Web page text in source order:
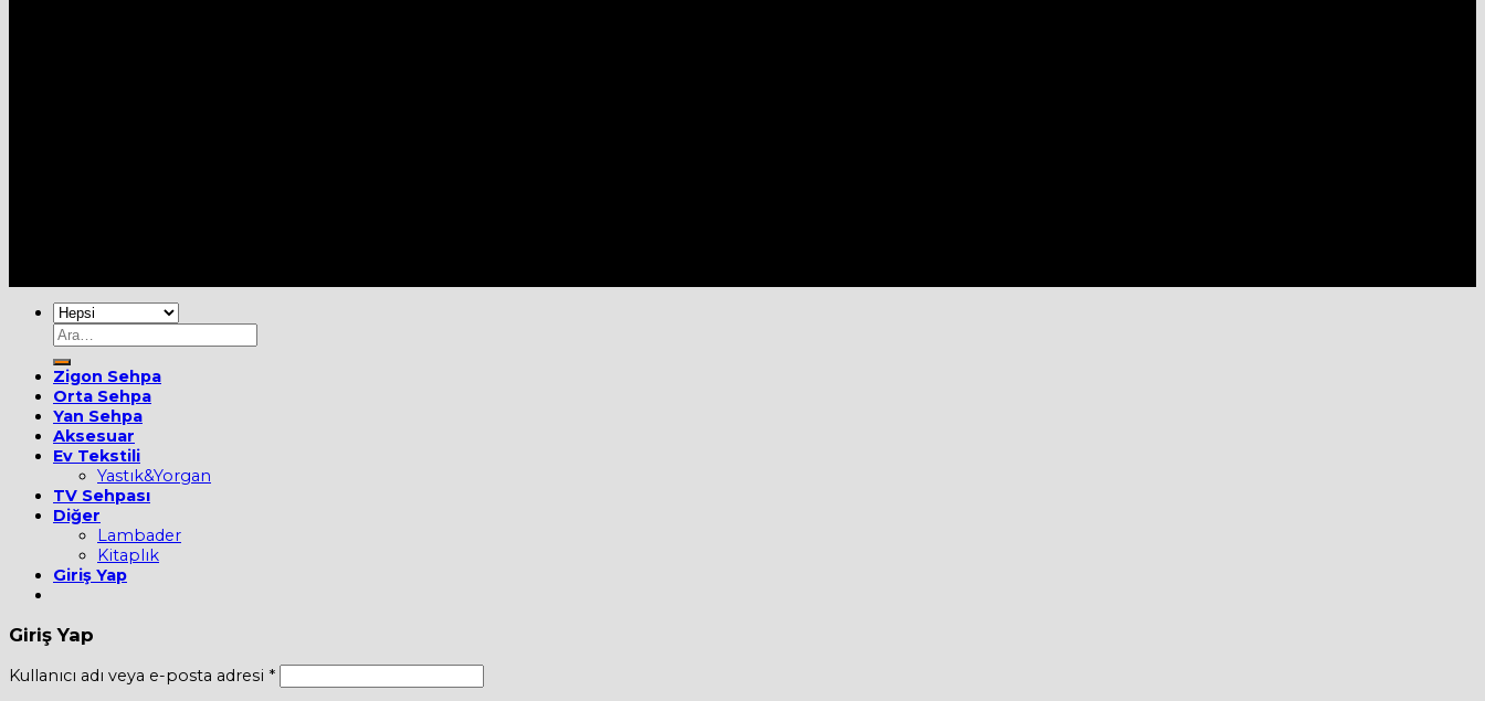
Ara:
Zigon Sehpa
Orta Sehpa
Yan Sehpa
Aksesuar
Ev Tekstili
Yastık&Yorgan
TV Sehpası
Diğer
Lambader
Kitaplık
Giriş Yap
Giriş Yap
Kullanıcı adı veya e-posta adresi *